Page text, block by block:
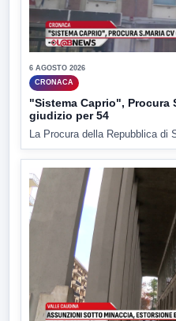
6 AGOSTO 2026
CRONACA
"Sistema Caprio", Procura
giudizio per 54
La Procura della Repubblica di